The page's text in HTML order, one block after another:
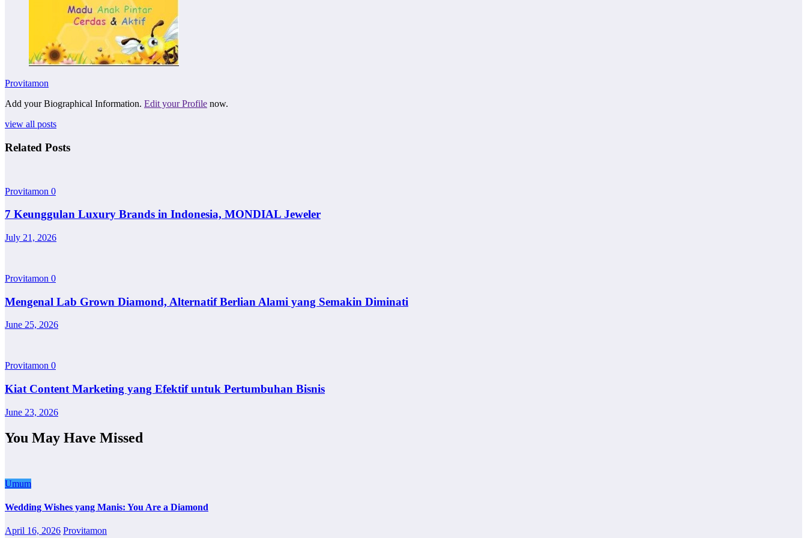
Provitamon
Add your Biographical Information. Edit your Profile now.
view all posts
Related Posts
Provitamon 0
7 Keunggulan Luxury Brands in Indonesia, MONDIAL Jeweler
July 21, 2026
Provitamon 0
Mengenal Lab Grown Diamond, Alternatif Berlian Alami yang Semakin Diminati
June 25, 2026
Provitamon 0
Kiat Content Marketing yang Efektif untuk Pertumbuhan Bisnis
June 23, 2026
You May Have Missed
Umum
Wedding Wishes yang Manis: You Are a Diamond
April 16, 2026 Provitamon